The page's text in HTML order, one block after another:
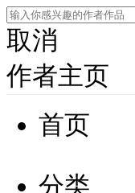
取消
作者主页
首页
分类